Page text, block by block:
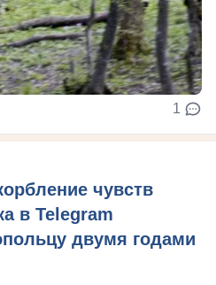
1
чувств
в Telegram
двумя годами